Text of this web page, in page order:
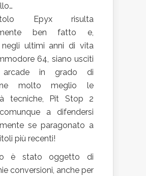
Epyx risulta
ben fatto e,
negli ultimi anni di vita
64, siano usciti
arcade in grado di
molto meglio le
tecniche, Pit Stop 2
a difendersi
se paragonato a
più recenti!
è stato oggetto di
conversioni, anche per